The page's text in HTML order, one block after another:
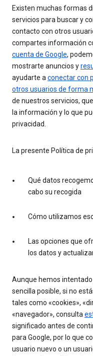
Existen muchas formas
servicios para buscar y
contacto con otros
compartes información
cuenta de Google,
mostrarte anuncios y
ayudarte aconectar con
otros usuarios de forma
de nuestros servicios,
la información y lo que
privacidad.
La presente Política de
Qué datos
cabo su recogida
Cómo utilizamos
Las opciones que
los datos y
Aunque hemos
sencilla posible, si no
tales como «cookies»,
«navegador», consulta
significado antes de
para Google, por lo que
usuario nuevo o un